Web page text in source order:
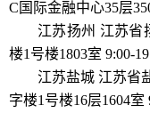
C国际金融中心35层
江苏扬州 江苏省
楼1号楼1803室 9:00-
江苏盐城 江苏省
字楼1号楼16层1604室